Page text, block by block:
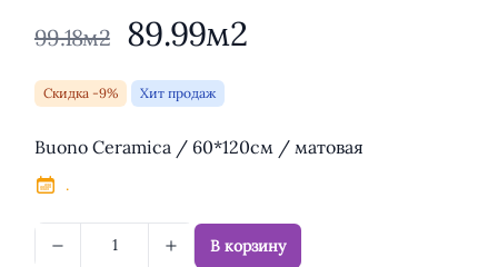
99.18м2 89.99м2
Скидка -9% Хит продаж
Описание
Buono Ceramica / 60*120см / матовая
.
В корзину